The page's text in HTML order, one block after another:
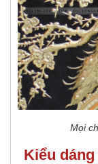
Mọi
Kiểu